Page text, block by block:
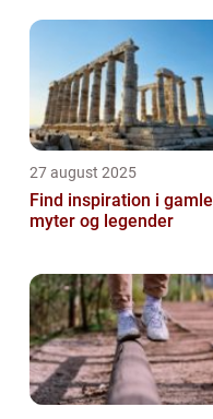
27 august 2025
Find inspiration i gamle
myter og legender